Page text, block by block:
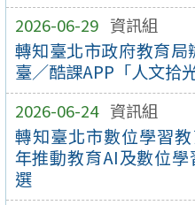
2026-06-29 資訊組
轉知臺北市政府教育
臺／酷課APP「人文拾
2026-06-24 資訊組
轉知臺北市數位學習
年推動教育AI及數位
選